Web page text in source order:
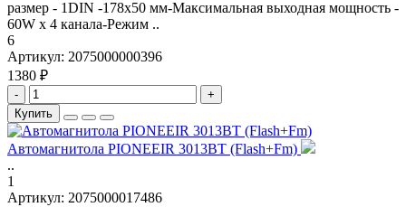
размер - 1DIN -178x50 мм-Максимальная выходная мощность -
60W x 4 канала-Режим ..
6
Артикул: 2075000000396
1380 ₽
-
+
Купить
Автомагнитола PIONEEIR 3013BT (Flash+Fm)
..
1
Артикул: 2075000017486